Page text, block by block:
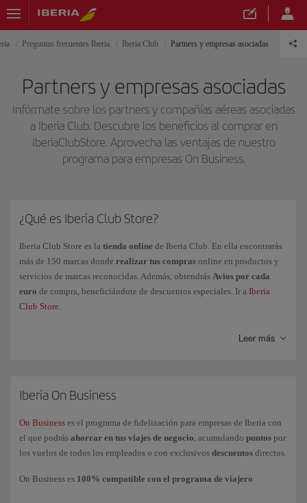
Preguntas frecuentes Iberia Iberia Club Partners y empresas asociadas
Partners y empresas asociadas
Infórmate sobre los partners y compañías aéreas asociadas
a Iberia Club. Descubre los beneficios al comprar en
IberiaClubStore. Aprovecha las ventajas de nuestro
programa para empresas On Business.
¿Qué es Iberia Club Store?
Iberia Club Store es la tienda online de Iberia Club. En ella encontrarás
más de 150 marcas donde realizar tus compras online en productos y
servicios de marcas reconocidas. Además, obtendrás Avios por cada
euro de compra, beneficiándote de descuentos especiales. Ir a Iberia
Club Store.
Leer más
Iberia On Business
On Business es el programa de fidelización para empresas de Iberia con
el que podrás ahorrar en tus viajes de negocio, acumulando puntos por
los vuelos de todos los empleados o con exclusivos descuentos directos.
On Business es 100% compatible con el programa de viajero